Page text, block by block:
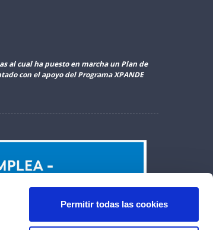
Permitir todas las cookies
al cual ha puesto en marcha un Plan de
con el apoyo del Programa XPANDE